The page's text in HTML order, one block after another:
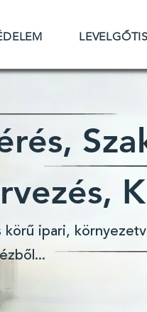
körű ipari,